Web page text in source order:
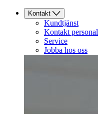
Kontakt
Kundtjänst
Kontakt personal
Service
Jobba hos oss